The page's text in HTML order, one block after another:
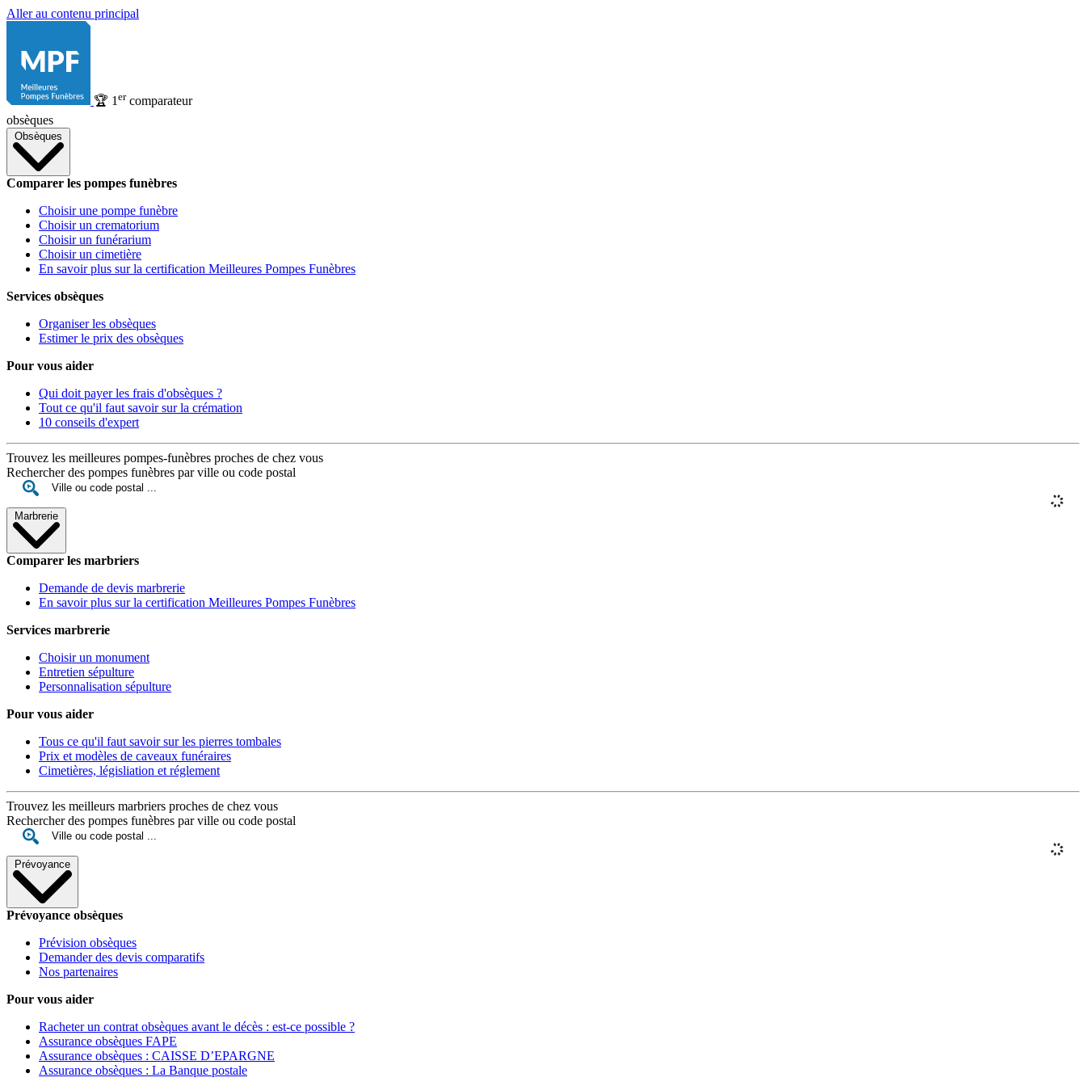
Aller au contenu principal
🏆 1 ercomparateur
obsèques
Obsèques
Comparer les pompes funèbres
Choisir une pompe funèbre
Choisir un crematorium
Choisir un funérarium
Choisir un cimetière
En savoir plus sur la certification Meilleures Pompes Funèbres
Services obsèques
Organiser les obsèques
Estimer le prix des obsèques
Pour vous aider
Qui doit payer les frais d'obsèques ?
Tout ce qu'il faut savoir sur la crémation
10 conseils d'expert
Trouvez les meilleures pompes-funèbres proches de chez vous
Rechercher des pompes funèbres par ville ou code postal
Marbrerie
Comparer les marbriers
Demande de devis marbrerie
En savoir plus sur la certification Meilleures Pompes Funèbres
Services marbrerie
Choisir un monument
Entretien sépulture
Personnalisation sépulture
Pour vous aider
Tous ce qu'il faut savoir sur les pierres tombales
Prix et modèles de caveaux funéraires
Cimetières, législiation et réglement
Trouvez les meilleurs marbriers proches de chez vous
Rechercher des pompes funèbres par ville ou code postal
Prévoyance
Prévoyance obsèques
Prévision obsèques
Demander des devis comparatifs
Nos partenaires
Pour vous aider
Racheter un contrat obsèques avant le décès : est-ce possible ?
Assurance obsèques FAPE
Assurance obsèques : CAISSE D’EPARGNE
Assurance obsèques : La Banque postale